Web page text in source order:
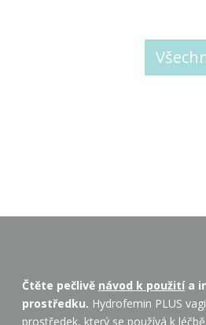
Čtěte pečlivě návod k použitía
prostředku. Hydrofemin PLUS
prostředek, který se používá k